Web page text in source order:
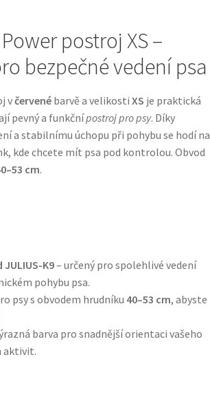
postroj XS –
bezpečné vedení psa
včervenébarvě a velikosti XS je praktická
pevný a funkčnípostroj pro psy. Díky
a stabilnímu úchopu při pohybu se hodí na
kde chcete mít psa pod kontrolou. Obvod
cm.
K9– určený pro spolehlivé vedení
pohybu psa.
psy s obvodem hrudníku 40–53 cm, abyste
barva pro snadnější orientaci vašeho
aktivit.